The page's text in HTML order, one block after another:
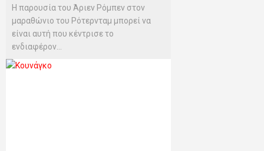
Η παρουσία του Άριεν Ρόμπεν στον
μαραθώνιο του Ρότερνταμ μπορεί να
είναι αυτή που κέντρισε το
ενδιαφέρον...